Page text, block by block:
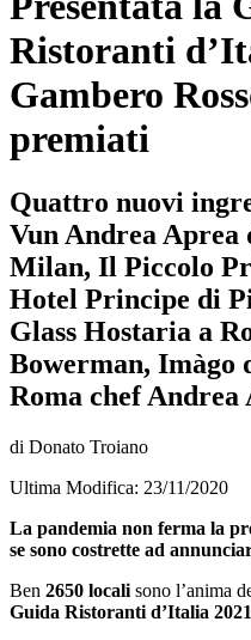
Ristoranti
Gambero
premiati
Quattro nuovi
Vun Andrea
Milan, Il Piccolo
Hotel Principe di
Glass Hostaria a
Bowerman, Imàgo
Roma chef Andrea
di Donato Troiano
Ultima Modifica: 23/11/2020
La pandemia non ferma la
se sono costrette ad
Ben 2650 locali sono l’anima
Guida Ristoranti d’Italia